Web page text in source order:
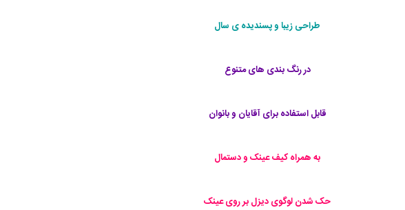
طراحی زیبا و پسندیده ی سال
در رنگ بندی های متنوع
قابل استفاده برای آقایان و بانوان
به همراه کیف عینک و دستمال
حک شدن لوگوی دیزل بر روی عینک